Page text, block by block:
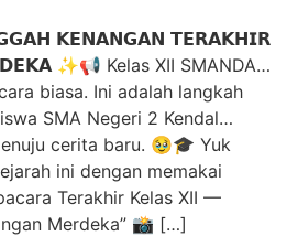
𝗞𝗘𝗡𝗔𝗡𝗚𝗔𝗡 𝗧𝗘𝗥𝗔𝗞𝗛𝗜𝗥
✨📢 Kelas XII SMANDA…
biasa. Ini adalah langkah
SMA Negeri 2 Kendal…
cerita baru. 🥹🎓 Yuk
ini dengan memakai
Terakhir Kelas XII —
Merdeka” 📸 […]